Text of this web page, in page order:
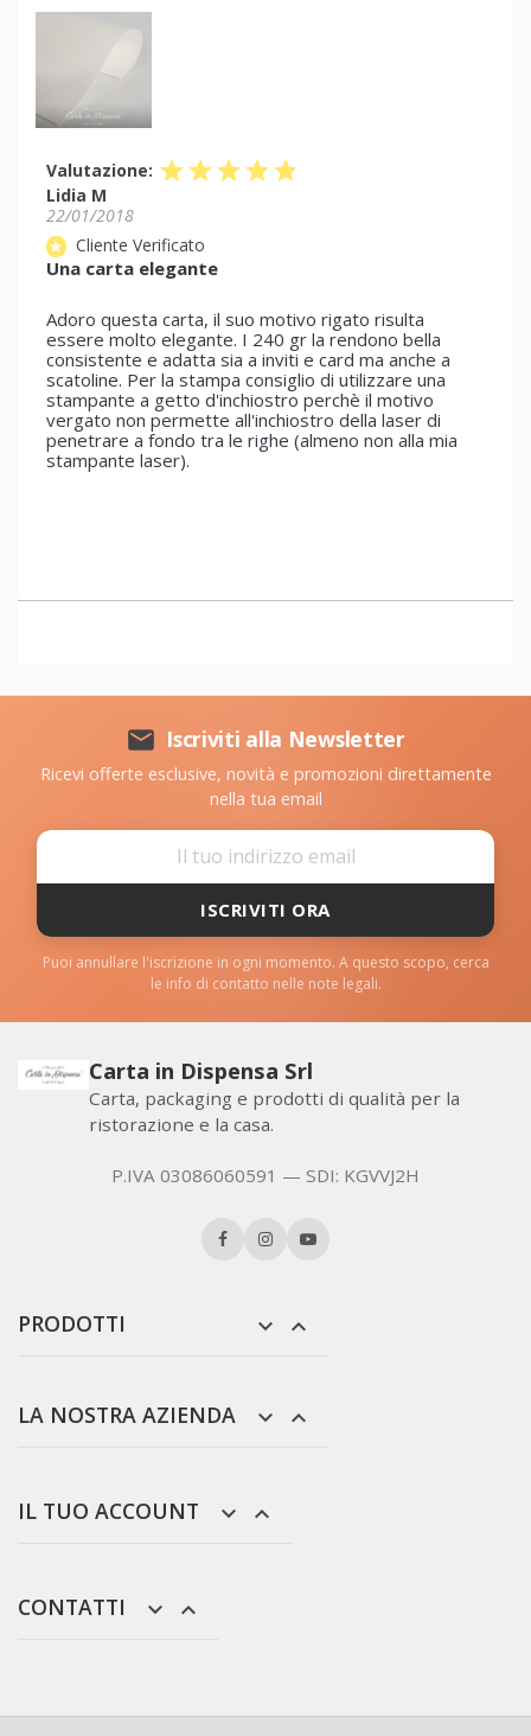
Valutazione: starstarstarstarstar
Lidia M
22/01/2018
star Cliente Verificato
Una carta elegante
Adoro questa carta, il suo motivo rigato risulta
essere molto elegante. I 240 gr la rendono bella
consistente e adatta sia a inviti e card ma anche a
scatoline. Per la stampa consiglio di utilizzare una
stampante a getto d'inchiostro perchè il motivo
vergato non permette all'inchiostro della laser di
penetrare a fondo tra le righe (almeno non alla mia
stampante laser).
 Iscriviti alla Newsletter
Ricevi offerte esclusive, novità e promozioni direttamente
nella tua email
ISCRIVITI ORA
Puoi annullare l'iscrizione in ogni momento. A questo scopo, cerca
le info di contatto nelle note legali.
Carta in Dispensa Srl
Carta, packaging e prodotti di qualità per la
ristorazione e la casa.
P.IVA 03086060591 — SDI: KGVVJ2H
PRODOTTI  
LA NOSTRA AZIENDA  
IL TUO ACCOUNT  
CONTATTI  